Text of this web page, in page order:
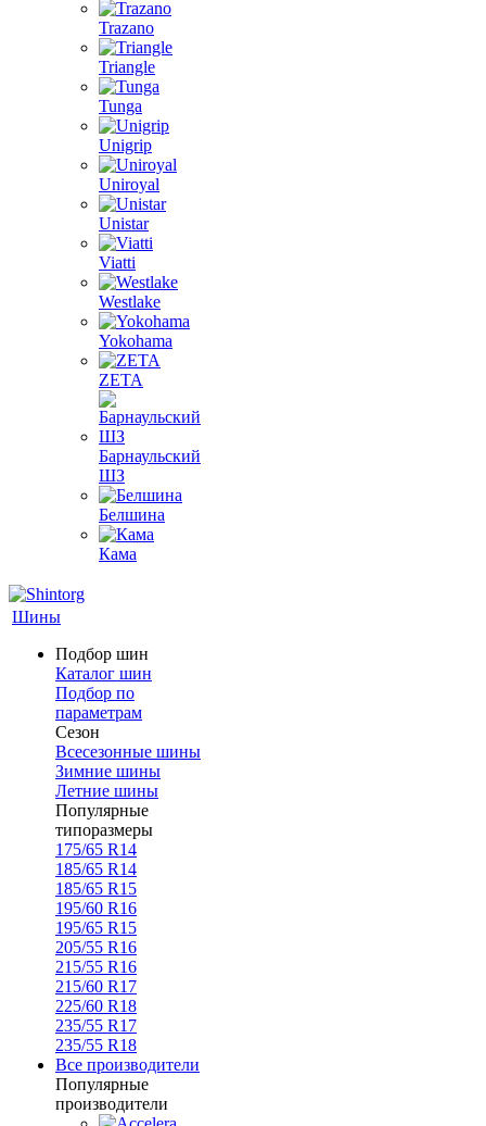
Trazano
Triangle
Tunga
Unigrip
Uniroyal
Unistar
Viatti
Westlake
Yokohama
ZETA
Барнаульский
ШЗ
Белшина
Кама
Шины
Подбор шин
Каталог шин
Подбор по
параметрам
Сезон
Всесезонные шины
Зимние шины
Летние шины
Популярные
типоразмеры
175/65 R14
185/65 R14
185/65 R15
195/60 R16
195/65 R15
205/55 R16
215/55 R16
215/60 R17
225/60 R18
235/55 R17
235/55 R18
Все производители
Популярные
производители